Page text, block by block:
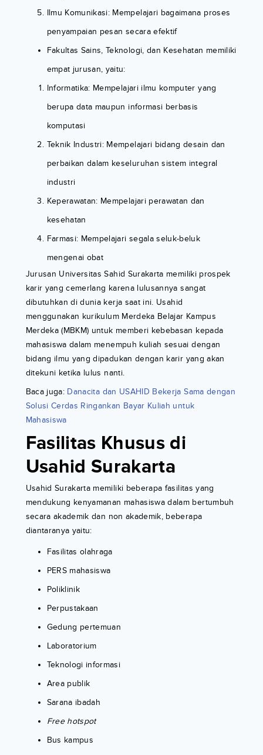
Ilmu Komunikasi: Mempelajari bagaimana proses
penyampaian pesan secara efektif
Fakultas Sains, Teknologi, dan Kesehatan memiliki
empat jurusan, yaitu:
Informatika: Mempelajari ilmu komputer yang
berupa data maupun informasi berbasis
komputasi
Teknik Industri: Mempelajari bidang desain dan
perbaikan dalam keseluruhan sistem integral
industri
Keperawatan: Mempelajari perawatan dan
kesehatan
Farmasi: Mempelajari segala seluk-beluk
mengenai obat
Jurusan Universitas Sahid Surakarta memiliki prospek
karir yang cemerlang karena lulusannya sangat
dibutuhkan di dunia kerja saat ini. Usahid
menggunakan kurikulum Merdeka Belajar Kampus
Merdeka (MBKM) untuk memberi kebebasan kepada
mahasiswa dalam menempuh kuliah sesuai dengan
bidang ilmu yang dipadukan dengan karir yang akan
ditekuni ketika lulus nanti.
Baca juga: Danacita dan USAHID Bekerja Sama dengan
Solusi Cerdas Ringankan Bayar Kuliah untuk
Mahasiswa
Fasilitas Khusus di
Usahid Surakarta
Usahid Surakarta memiliki beberapa fasilitas yang
mendukung kenyamanan mahasiswa dalam bertumbuh
secara akademik dan non akademik, beberapa
diantaranya yaitu:
Fasilitas olahraga
PERS mahasiswa
Poliklinik
Perpustakaan
Gedung pertemuan
Laboratorium
Teknologi informasi
Area publik
Sarana ibadah
Free hotspot
Bus kampus